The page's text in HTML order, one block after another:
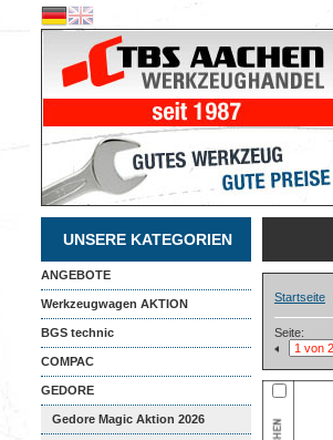
UNSERE KATEGORIEN
ANGEBOTE
Werkzeugwagen AKTION
BGS technic
COMPAC
GEDORE
Gedore Magic Aktion 2026
Startseite
Seite: